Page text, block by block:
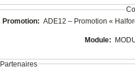
Promotion:
Module:
Partenaires